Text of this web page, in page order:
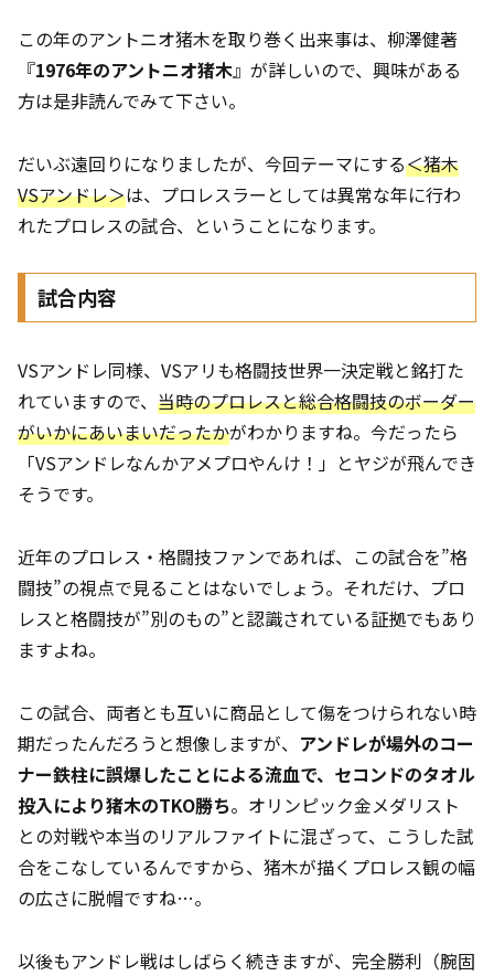
この年のアントニオ猪木を取り巻く出来事は、柳澤健著
『1976年のアントニオ猪木』が詳しいので、興味がある
方は是非読んでみて下さい。
だいぶ遠回りになりましたが、今回テーマにする＜猪木
VSアンドレ＞は、プロレスラーとしては異常な年に行わ
れたプロレスの試合、ということになります。
試合内容
VSアンドレ同様、VSアリも格闘技世界一決定戦と銘打た
れていますので、 当時のプロレスと総合格闘技のボーダー
がいかにあいまいだったかがわかりますね。今だったら
「VSアンドレなんかアメプロやんけ！」とヤジが飛んでき
そうです。
近年のプロレス・格闘技ファンであれば、この試合を”格
闘技”の視点で見ることはないでしょう。それだけ、プロ
レスと格闘技が”別のもの”と認識されている証拠でもあり
ますよね。
この試合、両者とも互いに商品として傷をつけられない時
期だったんだろうと想像しますが、 アンドレが場外のコー
ナー鉄柱に誤爆したことによる流血で、セコンドのタオル
投入により猪木のTKO勝ち。オリンピック金メダリスト
との対戦や本当のリアルファイトに混ざって、こうした試
合をこなしているんですから、猪木が描くプロレス観の幅
の広さに脱帽ですね…。
以後もアンドレ戦はしばらく続きますが、完全勝利（腕固